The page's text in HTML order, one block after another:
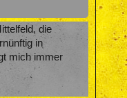
die
in
mich immer